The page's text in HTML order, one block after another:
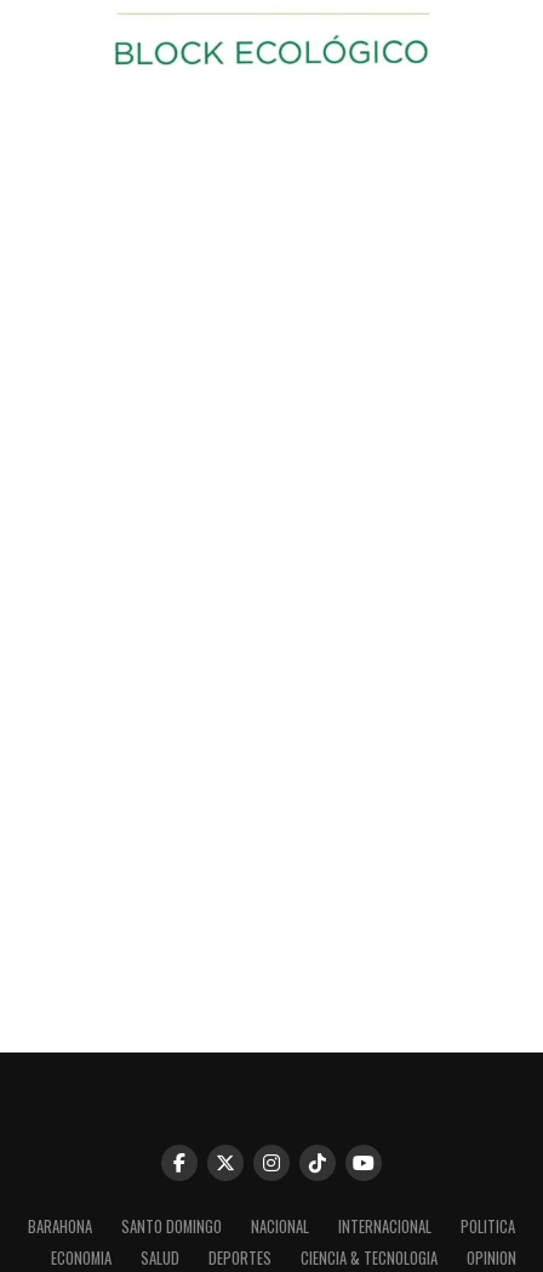
BARAHONA SANTO DOMINGO NACIONAL INTERNACIONAL
POLITICA
ECONOMIA
SALUD DEPORTES CIENCIA & TECNOLOGIA OPINION